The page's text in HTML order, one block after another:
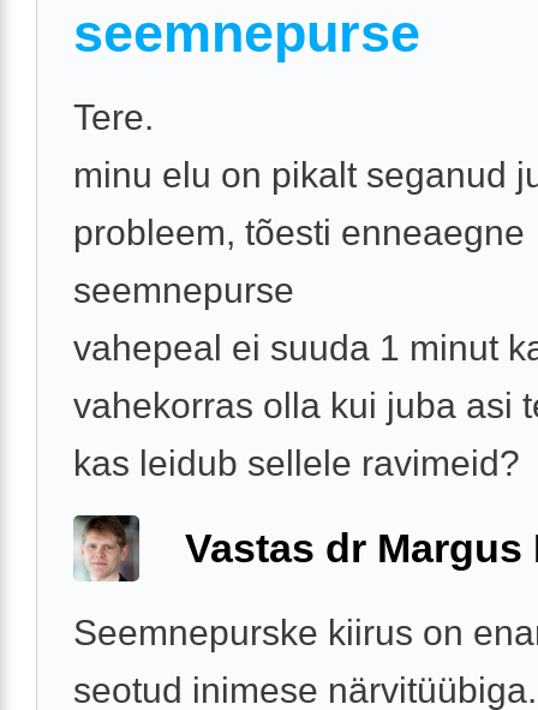
seemnepurse
Tere.
minu elu on pikalt seganud
probleem, tõesti enneaegne
seemnepurse
vahepeal ei suuda 1 minut
vahekorras olla kui juba asi
kas leidub sellele ravimeid?
Vastas dr Margus
Seemnepurske kiirus on
seotud inimese närvitüübiga.